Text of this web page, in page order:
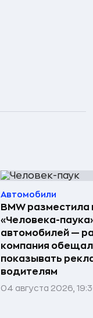
Автомобили
BMW разместила
«Человека-
автомобилей —
компания
показывать
водителям
04 августа 2026,